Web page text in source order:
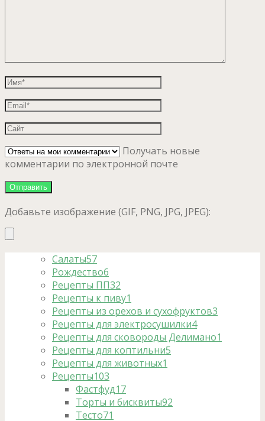
Получать новые
комментарии по электронной почте
Добавьте изображение (GIF, PNG, JPG, JPEG):
Салаты57
Рождество6
Рецепты ПП32
Рецепты к пиву1
Рецепты из орехов и сухофруктов3
Рецепты для электросушилки4
Рецепты для сковороды Делимано1
Рецепты для коптильни5
Рецепты для животных1
Рецепты103
Фастфуд17
Торты и бисквиты92
Тесто71